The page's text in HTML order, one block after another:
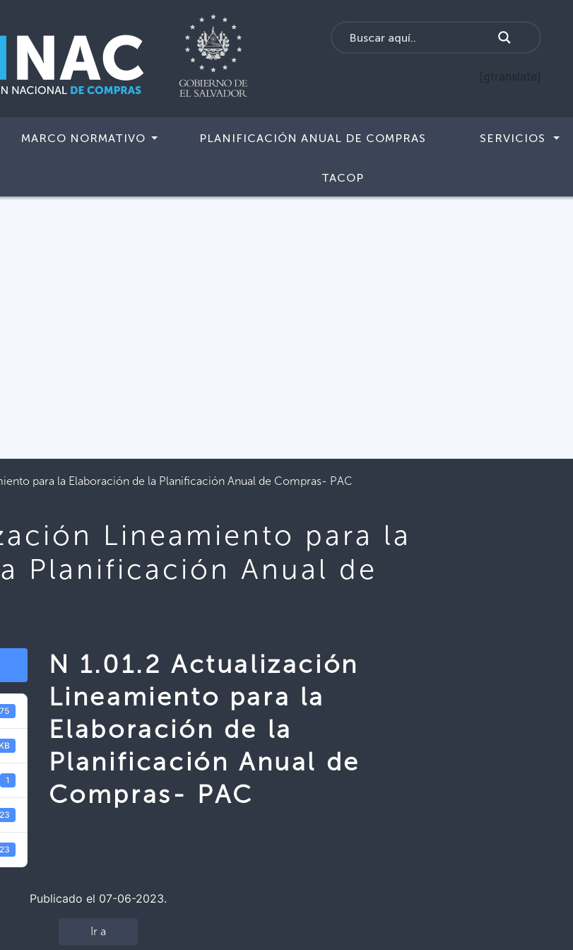
[gtranslate]
MARCO NORMATIVO PLANIFICACIÓN ANUAL DE COMPRAS SERVICIOS
TACOP
para la Elaboración de la Planificación Anual de Compras- PAC
Lineamiento para la
Planificación Anual de
1
N 1.01.2 Actualización
Lineamiento para la
Elaboración de la
Planificación Anual de
Compras- PAC
Publicado el 07-06-2023.
Ir a